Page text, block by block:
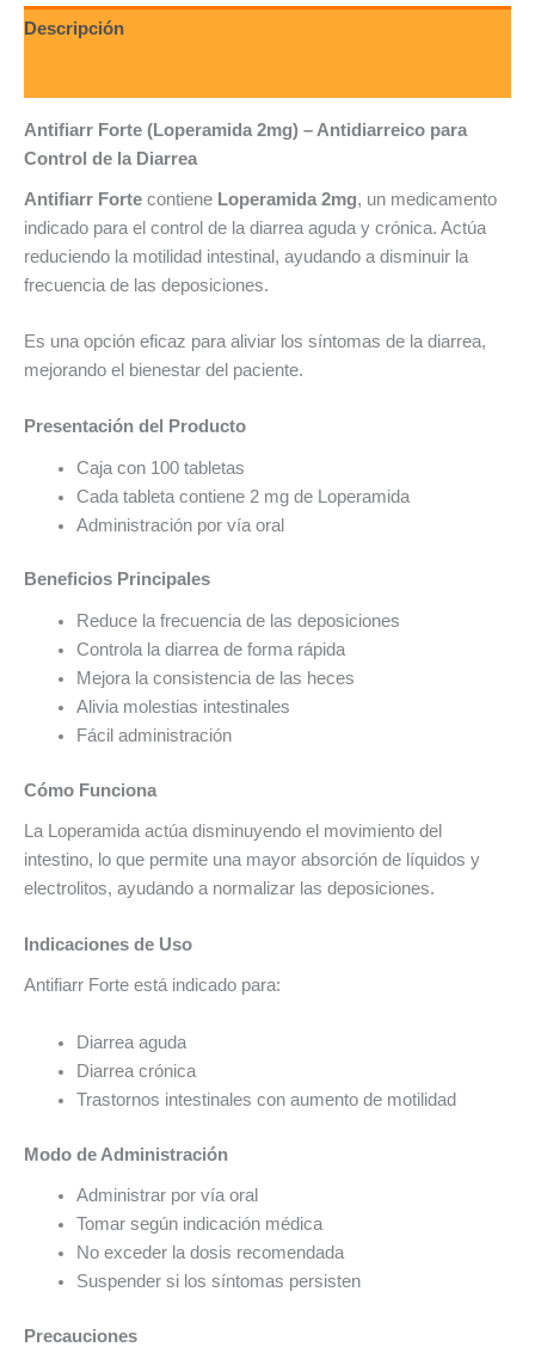
Descripción
Antifiarr Forte (Loperamida 2mg) – Antidiarreico para
Control de la Diarrea
Antifiarr Forte contiene Loperamida 2mg, un medicamento
indicado para el control de la diarrea aguda y crónica. Actúa
reduciendo la motilidad intestinal, ayudando a disminuir la
frecuencia de las deposiciones.
Es una opción eficaz para aliviar los síntomas de la diarrea,
mejorando el bienestar del paciente.
Presentación del Producto
Caja con 100 tabletas
Cada tableta contiene 2 mg de Loperamida
Administración por vía oral
Beneficios Principales
Reduce la frecuencia de las deposiciones
Controla la diarrea de forma rápida
Mejora la consistencia de las heces
Alivia molestias intestinales
Fácil administración
Cómo Funciona
La Loperamida actúa disminuyendo el movimiento del
intestino, lo que permite una mayor absorción de líquidos y
electrolitos, ayudando a normalizar las deposiciones.
Indicaciones de Uso
Antifiarr Forte está indicado para:
Diarrea aguda
Diarrea crónica
Trastornos intestinales con aumento de motilidad
Modo de Administración
Administrar por vía oral
Tomar según indicación médica
No exceder la dosis recomendada
Suspender si los síntomas persisten
Precauciones